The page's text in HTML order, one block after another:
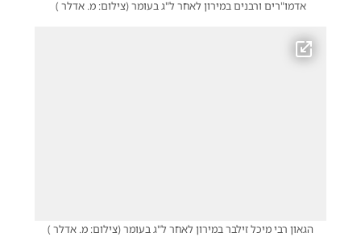
אדמו"רים ורבנים במירון לאחר ל"ג בעומר(צילום: מ. אדלר )
הגאון רבי מיכל זילבר במירון לאחר ל"ג בעומר(צילום: מ. אדלר )